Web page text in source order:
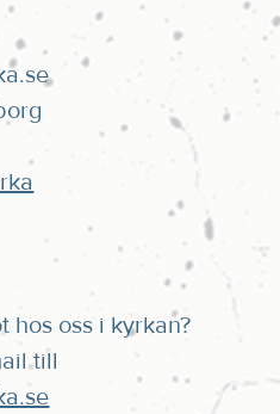
hos oss i kyrkan?
till